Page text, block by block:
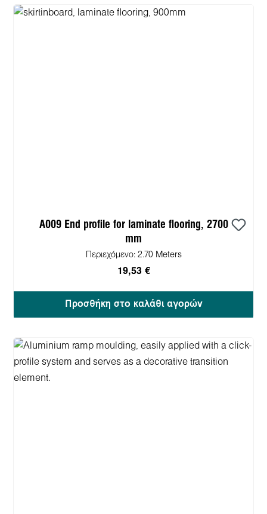
A009 End profile for laminate flooring, 2700
mm
Περιεχόμενο: 2.70 Meters
19,53 €
Προσθήκη στο καλάθι αγορών